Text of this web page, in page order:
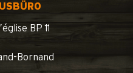
BP 11
Bornand